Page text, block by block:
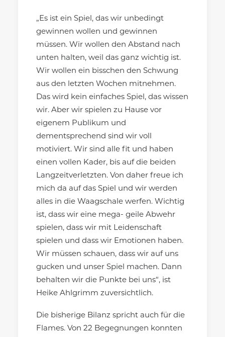
„Es ist ein Spiel, das wir unbedingt
gewinnen wollen und gewinnen
müssen. Wir wollen den Abstand nach
unten halten, weil das ganz wichtig ist.
Wir wollen ein bisschen den Schwung
aus den letzten Wochen mitnehmen.
Das wird kein einfaches Spiel, das wissen
wir. Aber wir spielen zu Hause vor
eigenem Publikum und
dementsprechend sind wir voll
motiviert. Wir sind alle fit und haben
einen vollen Kader, bis auf die beiden
Langzeitverletzten. Von daher freue ich
mich da auf das Spiel und wir werden
alles in die Waagschale werfen. Wichtig
ist, dass wir eine mega- geile Abwehr
spielen, dass wir mit Leidenschaft
spielen und dass wir Emotionen haben.
Wir müssen schauen, dass wir auf uns
gucken und unser Spiel machen. Dann
behalten wir die Punkte bei uns“, ist
Heike Ahlgrimm zuversichtlich.
Die bisherige Bilanz spricht auch für die
Flames. Von 22 Begegnungen konnten